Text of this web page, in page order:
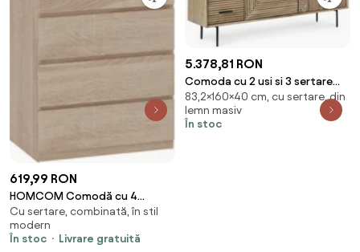
619,99 RON
HOMCOM Comodă cu 4
Sertare, Dulap Înalt pentru
Dormitor, Comodă cu Sertare
cu Ghidaje Metalice și Mânere
Cu sertare, combinată, în stil
modern
În stoc
Livrare gratuită
5.378,81 RON
Comoda cu 2 usi si 3 sertare
Darsey Bizzotto
83,2×160×40 cm, cu sertare, din
lemn masiv
În stoc